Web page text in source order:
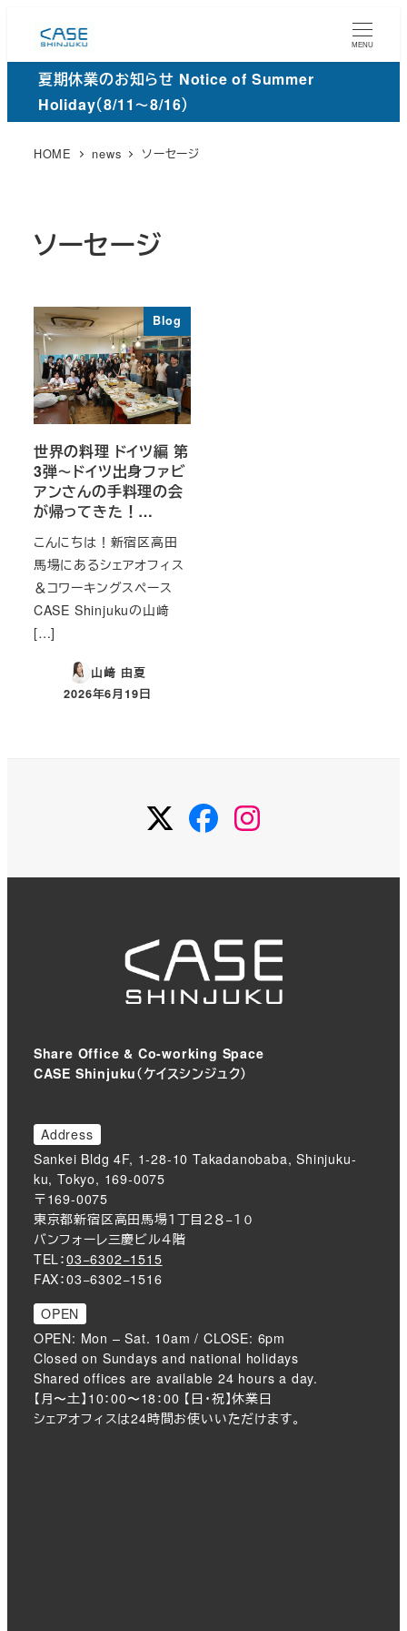
ン
MENU
夏期休業のお知らせ Notice of Summer
Holiday（8/11～8/16）
HOME news ソーセージ
ソーセージ
Blog
世界の料理 ドイツ編 第
3弾～ドイツ出身ファビ
アンさんの手料理の会
が帰ってきた！…
こんにちは！新宿区高田
馬場にあるシェアオフィス
＆コワーキングスペース
CASE Shinjukuの山﨑
[…]
山﨑 由夏
投稿日
2026年6月19日
TwitterFacebook
Share Office & Co-working Space
CASE Shinjuku（ケイスシンジュク）
Address
Sankei Bldg 4F, 1-28-10 Takadanobaba, Shinjuku-
ku, Tokyo, 169-0075
〒169-0075
東京都新宿区高田馬場１丁目２８−１０
バンフォーレ三慶ビル４階
TEL：03−6302−1515
FAX：03−6302−1516
OPEN
OPEN: Mon – Sat. 10am / CLOSE: 6pm
Closed on Sundays and national holidays
Shared offices are available 24 hours a day.
【月〜土】10：00〜18：00 【日・祝】休業日
シェアオフィスは24時間お使いいただけます。